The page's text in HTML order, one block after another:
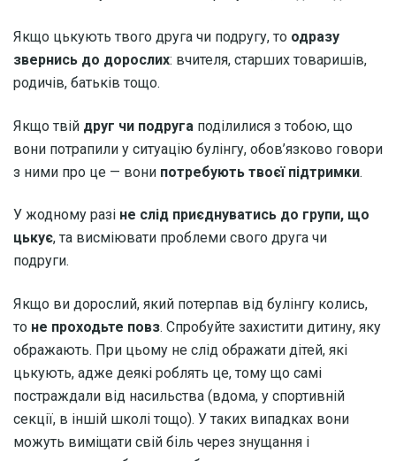
Якщо цькують твого друга чи подругу, то одразу
звернись до дорослих: вчителя, старших товаришів,
родичів, батьків тощо.
Якщо твій друг чи подруга поділилися з тобою, що
вони потрапили у ситуацію булінгу, обов’язково говори
з ними про це — вони потребують твоєї підтримки.
У жодному разі не слід приєднуватись до групи, що
цькує, та висміювати проблеми свого друга чи
подруги.
Якщо ви дорослий, який потерпав від булінгу колись,
то не проходьте повз. Спробуйте захистити дитину, яку
ображають. При цьому не слід ображати дітей, які
цькують, адже деякі роблять це, тому що самі
постраждали від насильства (вдома, у спортивній
секції, в іншій школі тощо). У таких випадках вони
можуть виміщати свій біль через знущання і